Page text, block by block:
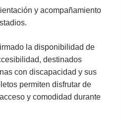
y acompañamiento
la disponibilidad de
destinados
con discapacidad y sus
permiten disfrutar de
y comodidad durante